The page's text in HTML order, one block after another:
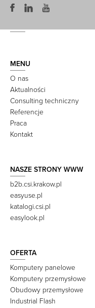
MENU
O nas
Aktualności
Consulting techniczny
Referencje
Praca
Kontakt
NASZE STRONY WWW
b2b.csi.krakow.pl
easyuse.pl
katalogi.csi.pl
easylook.pl
OFERTA
Komputery panelowe
Komputery przemysłowe
Obudowy przemysłowe
Industrial Flash